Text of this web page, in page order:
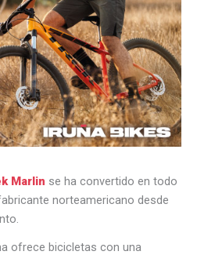
Marlin se ha convertido en todo
norteamericano desde
ofrece bicicletas con una